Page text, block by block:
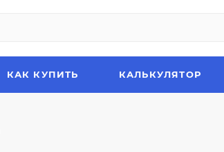
КАК КУПИТЬ КАЛЬКУЛЯТОР